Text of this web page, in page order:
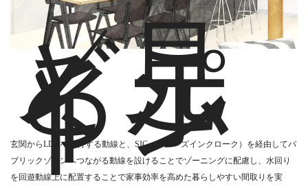
✓見
どこ
ろポ
イン
ト
玄関からLDKへ直行する動線と、SIC（シューズインクローク）を経由してパ
ブリックゾーンへつながる動線を設けることでゾーニングに配慮し、水回り
を回遊動線上に配置することで家事効率を高めた暮らしやすい間取りを実